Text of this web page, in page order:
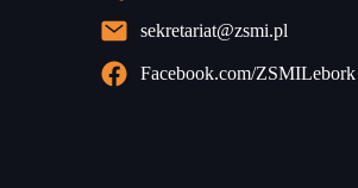
sekretariat@zsmi.pl
Facebook.com/ZSMILebork